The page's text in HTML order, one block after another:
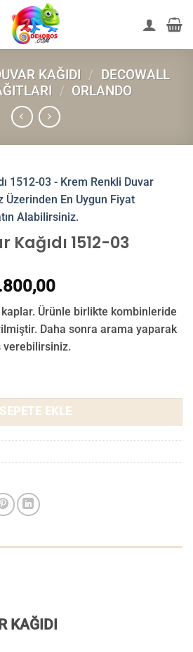
KAĞIDI / DECOWALL
/ ORLANDO
1512-03
Şu
andaki
fiyat:
₺ 2.800,00.
kaplar. Ürünle birlikte kombinleride
Daha sonra arama yaparak
verebilirsiniz.
03 adet
SEPETE EKLE
KAĞIDI